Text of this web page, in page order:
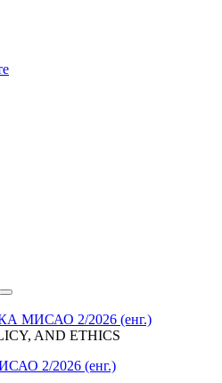
МИСАО 2/2026 (енг.)
AND ETHICS
2/2026 (енг.)